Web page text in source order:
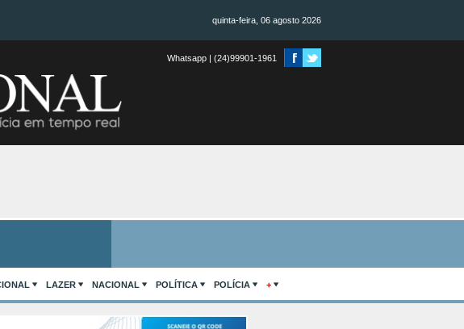
quinta-feira, 06 agosto 2026
Whatsapp | (24)99901-1961
LAZER NACIONAL POLÍTICA POLÍCIA +